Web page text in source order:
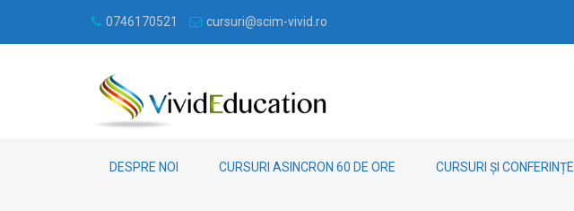
0746170521 cursuri@scim-vivid.ro
DESPRE NOI CURSURI ASINCRON 60 DE ORE CURSURI ȘI